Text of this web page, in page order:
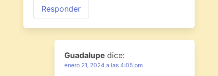
Responder
Guadalupe dice:
enero 21, 2024 a las 4:05 pm